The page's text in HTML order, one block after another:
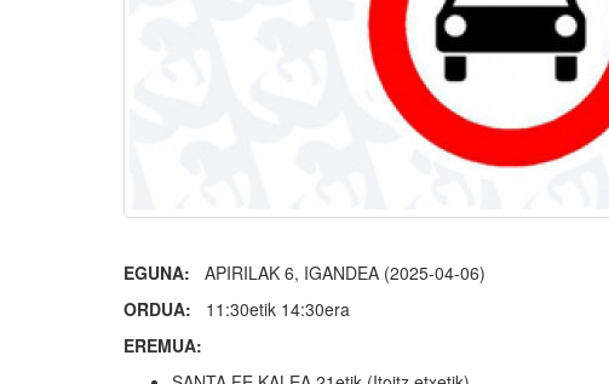
EGUNA: APIRILAK 6, IGANDEA (2025-04-06)
ORDUA: 11:30etik 14:30era
EREMUA: